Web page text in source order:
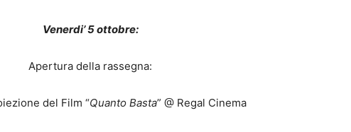
Venerdi’ 5 ottobre:
Apertura della rassegna:
del Film “Quanto Basta” @ Regal Cinema